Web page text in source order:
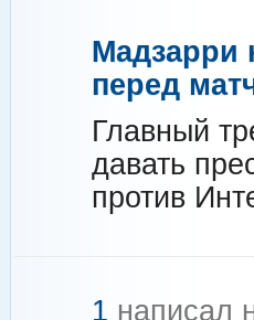
Мадзарри
перед
Главный
давать
против
1 написал